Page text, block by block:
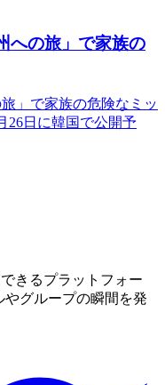
への旅」で家族の
」で家族の危険なミッ
26日に韓国で公開予
きるプラットフォー
やグループの瞬間を発